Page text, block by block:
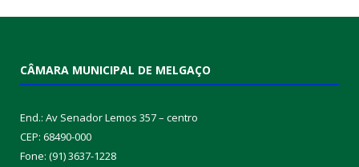
CÂMARA MUNICIPAL DE MELGAÇO
End.: Av Senador Lemos 357 – centro
CEP: 68490-000
Fone: (91) 3637-1228